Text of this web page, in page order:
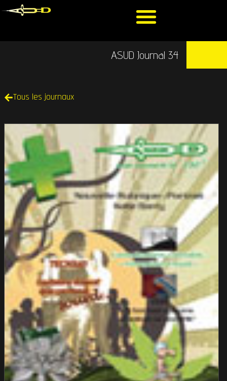
ASUD Journal 34
Tous les journaux